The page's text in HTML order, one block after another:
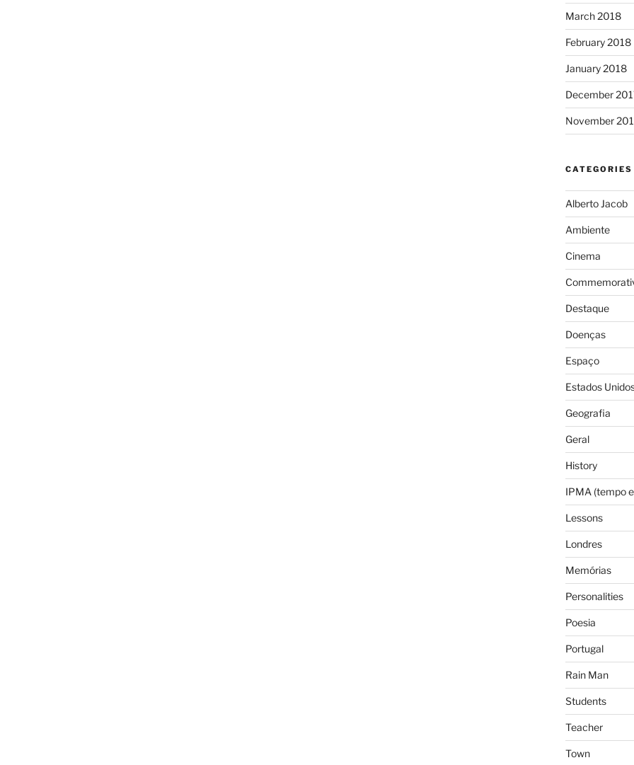
March 2018
February 2018
January 2018
December
November
CATEGORIES
Alberto Jacob
Ambiente
Cinema
Destaque
Doenças
Espaço
Estados
Geografia
Geral
History
IPMA (tempo
Lessons
Londres
Memórias
Personalities
Poesia
Portugal
Rain Man
Students
Teacher
Town